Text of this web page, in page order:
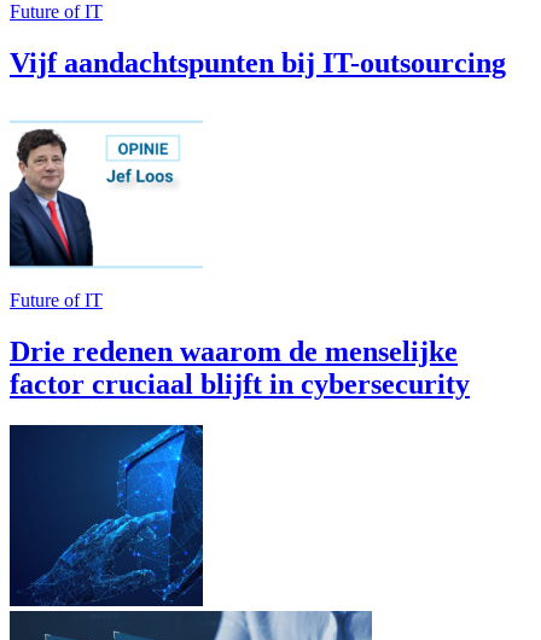
Future of IT
Vijf aandachtspunten bij IT-outsourcing
Future of IT
Drie redenen waarom de menselijke
factor cruciaal blijft in cybersecurity